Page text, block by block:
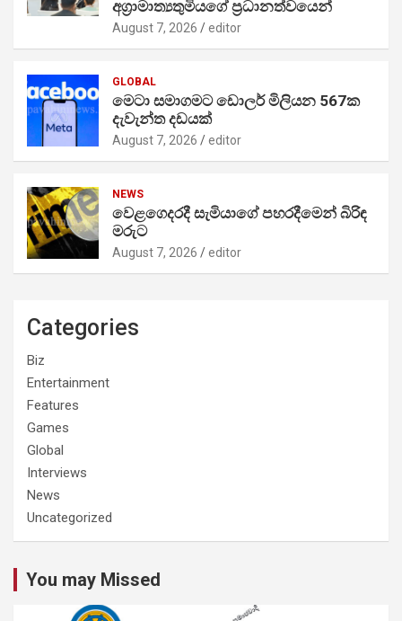
අග්‍රාමාත්‍යතුමියගේ ප්‍රධානත්වයෙන්
August 7, 2026 editor
GLOBAL
මෙටා සමාගමට ඩොලර් මිලියන 567ක
දැවැන්ත දඩයක්
August 7, 2026 editor
NEWS
වෙළගෙදරදී සැමියාගේ පහරදීමෙන් බිරිඳ
මරුට
August 7, 2026 editor
Categories
Biz
Entertainment
Features
Games
Global
Interviews
News
Uncategorized
You may Missed